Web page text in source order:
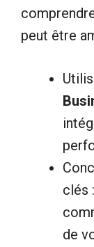
peut être
clés
de